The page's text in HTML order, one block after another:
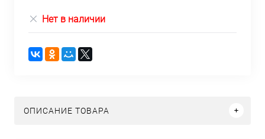
Нет в наличии
ОПИСАНИЕ ТОВАРА